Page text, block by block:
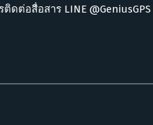
ต่อสื่อสาร LINE @GeniusGPS